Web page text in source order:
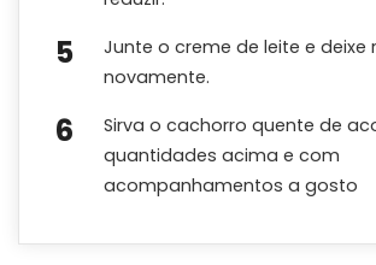
Junte o creme de leite e deixe
novamente.
Sirva o cachorro quente de
quantidades acima e com
acompanhamentos a gosto